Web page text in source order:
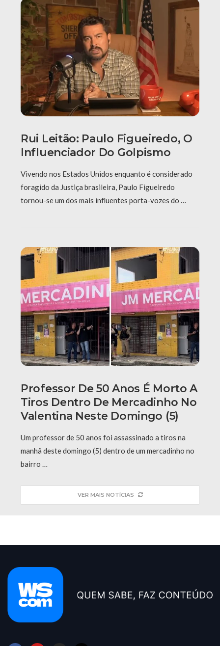
Rui Leitão: Paulo Figueiredo, O
Influenciador Do Golpismo
Vivendo nos Estados Unidos enquanto é considerado
foragido da Justiça brasileira, Paulo Figueiredo
tornou-se um dos mais influentes porta-vozes do …
Professor De 50 Anos É Morto A
Tiros Dentro De Mercadinho No
Valentina Neste Domingo (5)
Um professor de 50 anos foi assassinado a tiros na
manhã deste domingo (5) dentro de um mercadinho no
bairro …
VER MAIS NOTÍCIAS